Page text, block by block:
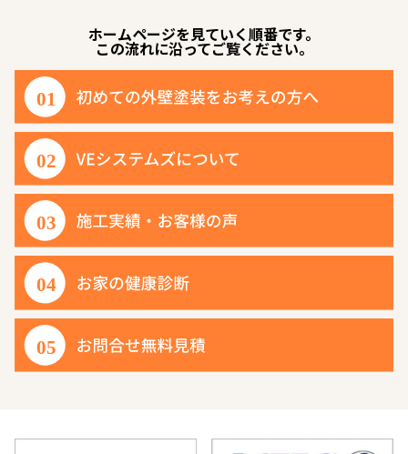
ホームページを見ていく順番です。
この流れに沿ってご覧ください。